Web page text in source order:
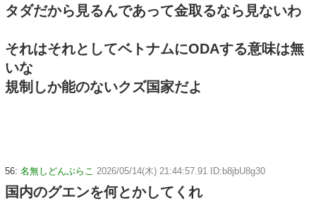
タダだから見るんであって金取るなら見ないわ
それはそれとしてベトナムにODAする意味は無
いな
規制しか能のないクズ国家だよ
56: 名無しどんぶらこ 2026/05/14(木) 21:44:57.91 ID:b8jbU8g30
国内のグエンを何とかしてくれ